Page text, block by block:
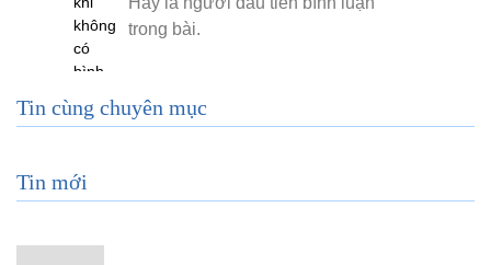
Tin cùng chuyên mục
Tin mới